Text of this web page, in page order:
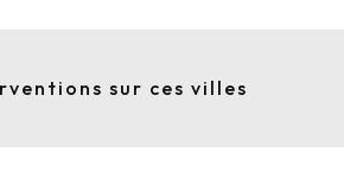
sur ces villes